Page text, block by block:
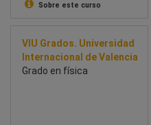
Sobre este curso
VIU Grados. Universidad
Internacional de Valencia
Grado en física